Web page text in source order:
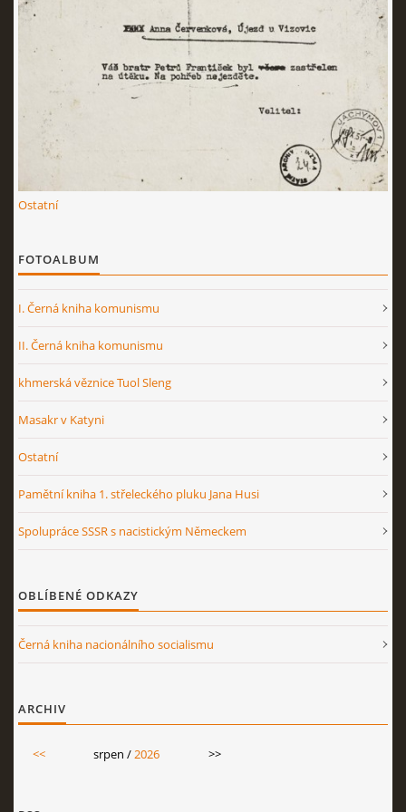
Ostatní
FOTOALBUM
I. Černá kniha komunismu
II. Černá kniha komunismu
khmerská věznice Tuol Sleng
Masakr v Katyni
Ostatní
Pamětní kniha 1. střeleckého pluku Jana Husi
Spolupráce SSSR s nacistickým Německem
OBLÍBENÉ ODKAZY
Černá kniha nacionálního socialismu
ARCHIV
<< srpen /2026 >>